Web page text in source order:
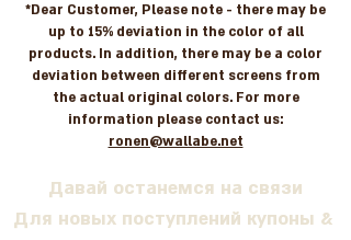
*Dear Customer, Please note - there may be
up to 15% deviation in the color of all
products. In addition, there may be a color
deviation between different screens from
the actual original colors. For more
information please contact us:
ronen@wallabe.net
Давай останемся на связи
Для новых поступлений купоны &